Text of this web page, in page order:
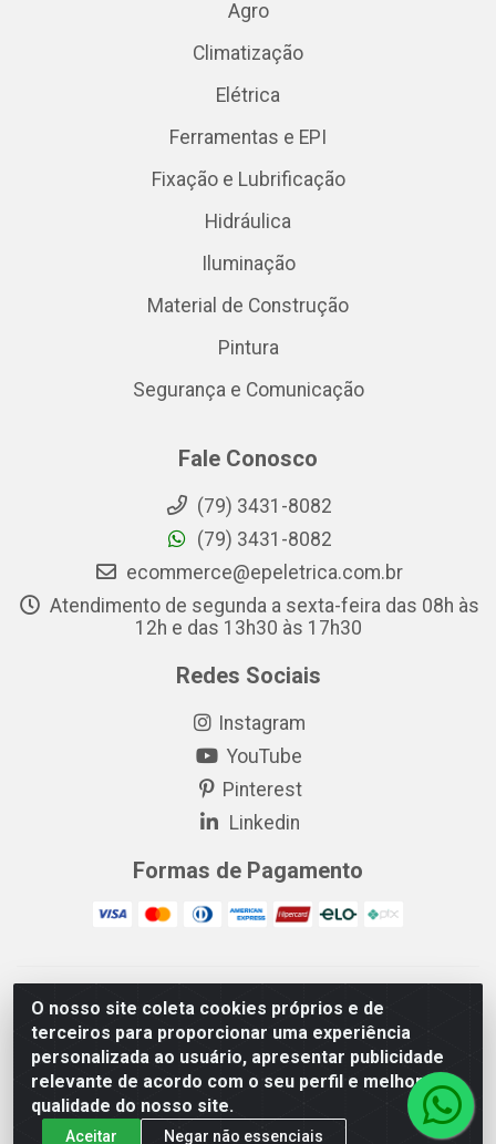
O nosso site coleta cookies próprios e de
terceiros para proporcionar uma experiência
personalizada ao usuário, apresentar publicidade
relevante de acordo com o seu perfil e melhorar a
qualidade do nosso site.
Aceitar Negar não essenciais
Agro
Climatização
Elétrica
Ferramentas e EPI
Fixação e Lubrificação
Hidráulica
Iluminação
Material de Construção
Pintura
Segurança e Comunicação
Fale Conosco
(79) 3431-8082
(79) 3431-8082
ecommerce@epeletrica.com.br
Atendimento de segunda a sexta-feira das 08h às
12h e das 13h30 às 17h30
Redes Sociais
Instagram
YouTube
Pinterest
Linkedin
Formas de Pagamento
EP Elétrica LTDA - 18.621.731/0005-43 - Itabaiana/SE - CEP:
49511-899
EP Elétrica LTDA - 48.594.570/0001-83 - Itabaiana/SE - CEP:
49511-899